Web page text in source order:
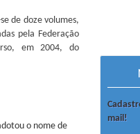
de doze volumes,
pela Federação
em 2004, do
o nome de
mail!